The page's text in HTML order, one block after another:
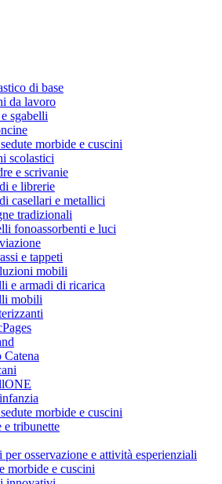
di base
da lavoro
sgabelli
morbide e cuscini
scolastici
e scrivanie
e librerie
casellari e metallici
tradizionali
fonoassorbenti e luci
e tappeti
mobili
e armadi di ricarica
mobili
Catena
morbide e cuscini
e tribunette
per osservazione e attività esperienziali
morbide e cuscini